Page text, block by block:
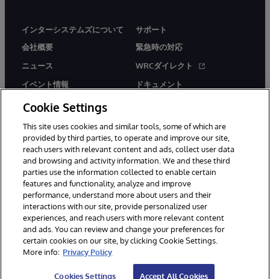
インターシステムズについて
会社概要
ニュース
イベント情報
採用情報
サポート
緊急時の対応
WRCダイレクト
ドキュメント
© 1996-2026Y InterSystems Corporation, Boston, MA. All Rights
Reserved.
お知らせ／ご利用規約
プライバシーステートメント
保証について
アクセシビリティ
Cookie Settings
This site uses cookies and similar tools, some of which are
provided by third parties, to operate and improve our site,
reach users with relevant content and ads, collect user data
and browsing and activity information. We and these third
parties use the information collected to enable certain
features and functionality, analyze and improve
performance, understand more about users and their
interactions with our site, provide personalized user
experiences, and reach users with more relevant content
and ads. You can review and change your preferences for
certain cookies on our site, by clicking Cookie Settings.
More info: Privacy Policy
Cookies Settings Accept All Cookies